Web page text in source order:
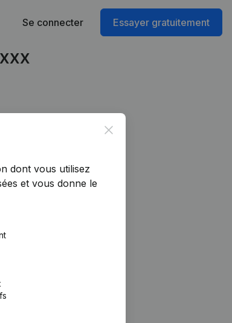
Se connecter Essayer gratuitement
Close
dont vous utilisez
et vous donne le